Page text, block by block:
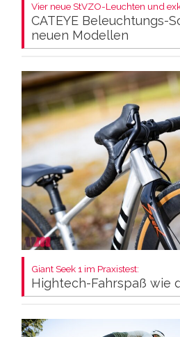
Vier neue StVZO-Leuchten und
CATEYE Beleuchtungs-
neuen Modellen
Giant Seek 1 im Praxistest:
Hightech-Fahrspaß wie